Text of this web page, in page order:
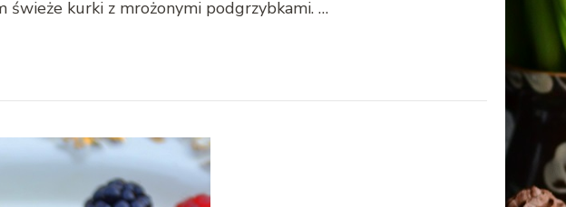
świeże kurki z mrożonymi podgrzybkami. …